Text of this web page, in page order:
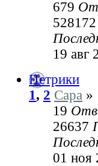
679
528172
19 авг
Петрики
1, 2 Сара »
19
26637
01 ноя